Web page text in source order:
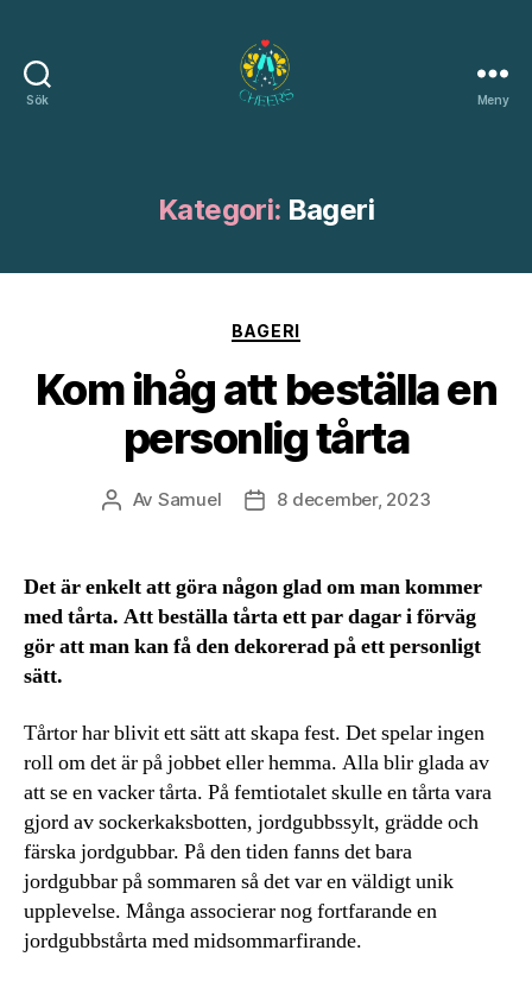
Sök Meny
Kategori: Bageri
Kategorier
BAGERI
Kom ihåg att beställa en
personlig tårta
Inläggsförfattare
Av Samuel Inläggsdatum
8 december, 2023
Det är enkelt att göra någon glad om man kommer
med tårta. Att beställa tårta ett par dagar i förväg
gör att man kan få den dekorerad på ett personligt
sätt.
Tårtor har blivit ett sätt att skapa fest. Det spelar ingen
roll om det är på jobbet eller hemma. Alla blir glada av
att se en vacker tårta. På femtiotalet skulle en tårta vara
gjord av sockerkaksbotten, jordgubbssylt, grädde och
färska jordgubbar. På den tiden fanns det bara
jordgubbar på sommaren så det var en väldigt unik
upplevelse. Många associerar nog fortfarande en
jordgubbstårta med midsommarfirande.